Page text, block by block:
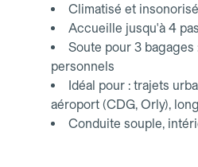
Climatisé et
Accueille jusqu'à 4
Soute pour 3 bagages
personnels
Idéal pour : trajets
aéroport (CDG, Orly),
Conduite souple,